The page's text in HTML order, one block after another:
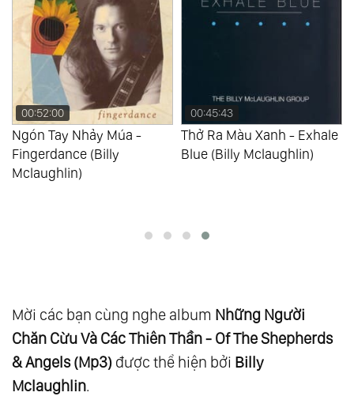
00:52:00
Ngón Tay Nhảy Múa -
Fingerdance (Billy
Mclaughlin)
00:45:43
Thở Ra Màu Xanh - Exhale
Blue (Billy Mclaughlin)
Mời các bạn cùng nghe album Những Người
Chăn Cừu Và Các Thiên Thần - Of The Shepherds
& Angels (Mp3) được thể hiện bởi Billy
Mclaughlin.